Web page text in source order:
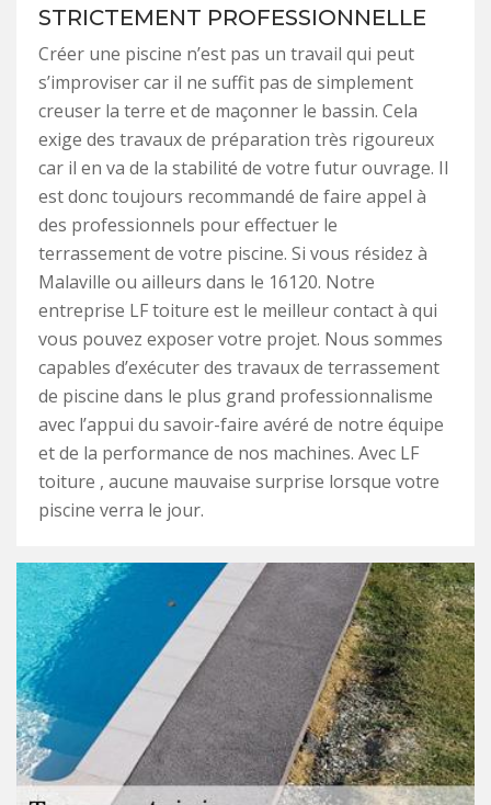
STRICTEMENT PROFESSIONNELLE
Créer une piscine n’est pas un travail qui peut
s’improviser car il ne suffit pas de simplement
creuser la terre et de maçonner le bassin. Cela
exige des travaux de préparation très rigoureux
car il en va de la stabilité de votre futur ouvrage. Il
est donc toujours recommandé de faire appel à
des professionnels pour effectuer le
terrassement de votre piscine. Si vous résidez à
Malaville ou ailleurs dans le 16120. Notre
entreprise LF toiture est le meilleur contact à qui
vous pouvez exposer votre projet. Nous sommes
capables d’exécuter des travaux de terrassement
de piscine dans le plus grand professionnalisme
avec l’appui du savoir-faire avéré de notre équipe
et de la performance de nos machines. Avec LF
toiture , aucune mauvaise surprise lorsque votre
piscine verra le jour.